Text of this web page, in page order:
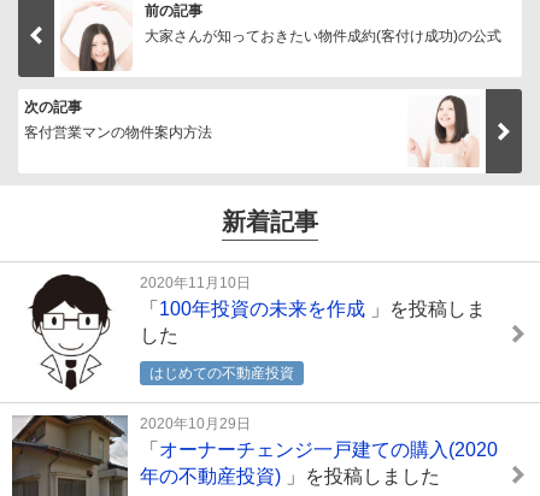
前の記事
大家さんが知っておきたい物件成約(客付け成功)の公式
次の記事
客付営業マンの物件案内方法
新着記事
2020年11月10日
「 100年投資の未来を作成 」を投稿しま
した
はじめての不動産投資
2020年10月29日
「 オーナーチェンジ一戸建ての購入(2020
年の不動産投資) 」を投稿しました